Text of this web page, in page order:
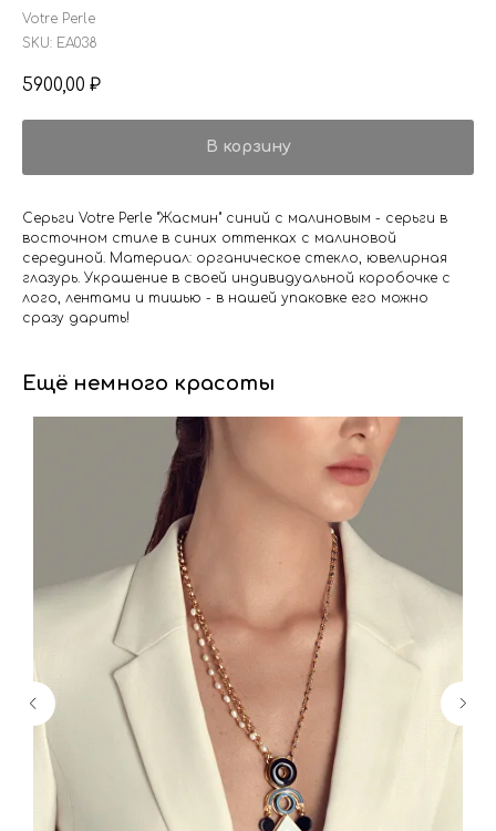
Votre Perle
SKU: EA038
5900,00 ₽
В корзину
Серьги Votre Perle "Жасмин" синий с малиновым - серьги в
восточном стиле в синих оттенках с малиновой
серединой. Материал: органическое стекло, ювелирная
глазурь. Украшение в своей индивидуальной коробочке с
лого, лентами и тишью - в нашей упаковке его можно
сразу дарить!
Ещё немного красоты